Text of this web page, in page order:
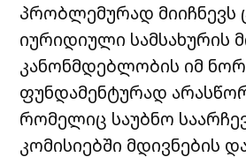
პრობლემურად მიიჩნევს
იურიდიული სამსახურის
კანონმდებლობის იმ
ფუნდამენტურად
რომელიც საუბნო
კომისიებში მდივნების